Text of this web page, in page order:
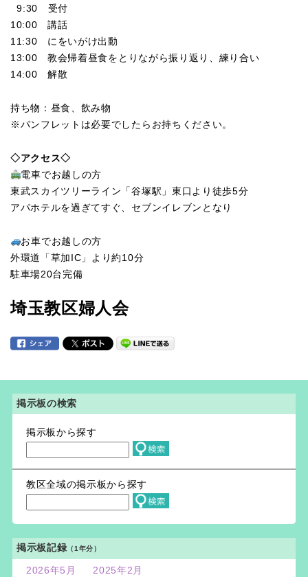
9:30 受付
10:00 講話
11:30 にをいがけ出動
13:00 教会帰着昼食をとりながら振り返り、練り合い
14:00 解散
持ち物：昼食、飲み物
※パンフレットは必要でしたらお持ちください。
◇アクセス◇
電車でお越しの方
東武スカイツリーライン「谷塚駅」東口より徒歩5分
アパホテルを過ぎてすぐ、セブンイレブンとなり
お車でお越しの方
外環道「草加IC」より約10分
駐車場20台完備
埼玉教区婦人会
掲示板の検索
掲示板から探す
教区全域の掲示板から探す
掲示板記録 （1年分）
2026年5月 2025年2月